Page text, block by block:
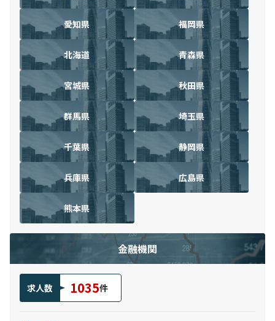
愛知県 福岡県
北海道 青森県
宮城県 秋田県
群馬県 埼玉県
千葉県 静岡県
兵庫県 広島県
熊本県
金融機関
求人数 1035件